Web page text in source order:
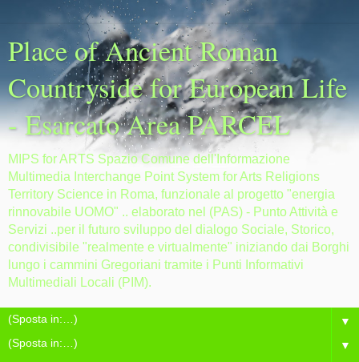
Place of Ancient Roman
Countryside for European Life
- Esarcato Area PARCEL
MIPS for ARTS Spazio Comune dell'Informazione
Multimedia Interchange Point System for Arts Religions
Territory Science in Roma, funzionale al progetto "energia
rinnovabile UOMO" .. elaborato nel (PAS) - Punto Attività e
Servizi ..per il futuro sviluppo del dialogo Sociale, Storico,
condivisibile "realmente e virtualmente" iniziando dai Borghi
lungo i cammini Gregoriani tramite i Punti Informativi
Multimediali Locali (PIM).
▼
▼